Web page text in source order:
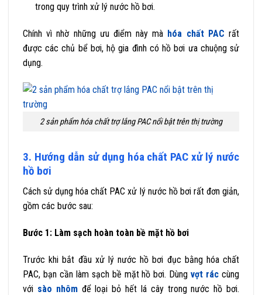
trong quy trình xử lý nước hồ bơi.
Chính vì nhờ những ưu điểm này mà hóa chất PAC rất
được các chủ bể bơi, hộ gia đình có hồ bơi ưa chuộng sử
dụng.
2 sản phẩm hóa chất trợ lắng PAC nổi bật trên thị trường
3. Hướng dẫn sử dụng hóa chất PAC xử lý nước
hồ bơi
Cách sử dụng hóa chất PAC xử lý nước hồ bơi rất đơn giản,
gồm các bước sau:
Bước 1: Làm sạch hoàn toàn bề mặt hồ bơi
Trước khi bắt đầu xử lý nước hồ bơi đục bằng hóa chất
PAC, bạn cần làm sạch bề mặt hồ bơi. Dùngvợt rác cùng
với sào nhômđể loại bỏ hết lá cây trong nước hồ bơi.